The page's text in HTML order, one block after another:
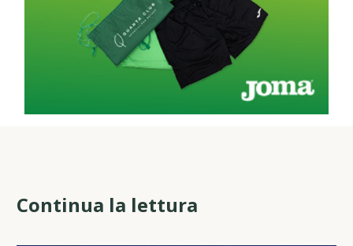
Continua la lettura